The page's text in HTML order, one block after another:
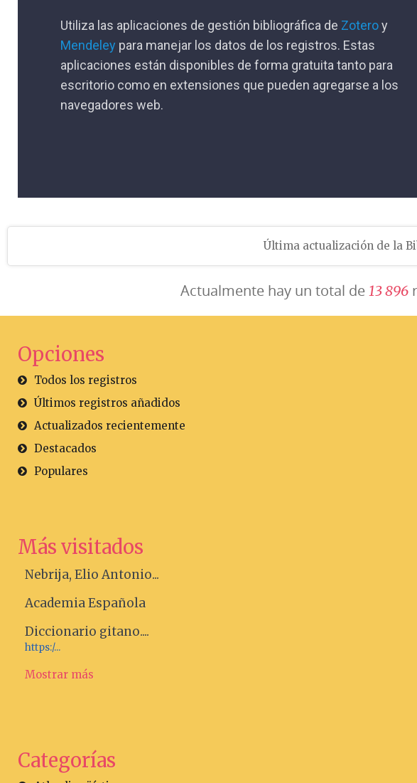
Utiliza las aplicaciones de gestión bibliográfica de Zoteroy
Mendeley para manejar los datos de los registros. Estas
aplicaciones están disponibles de forma gratuita tanto para
escritorio como en extensiones que pueden agregarse a los
navegadores web.
Última actualización de la
Actualmente hay un total de 13896
Opciones
Todos los registros
Últimos registros añadidos
Actualizados recientemente
Destacados
Populares
Más visitados
Nebrija, Elio Antonio...
Academia Española
Diccionario gitano....
https:/...
Mostrar más
Categorías